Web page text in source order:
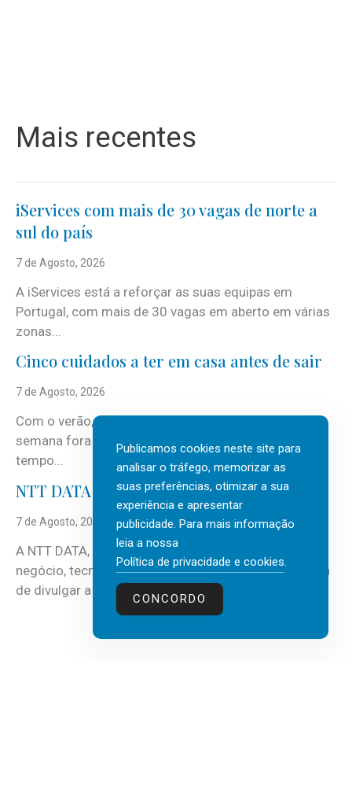
Mais recentes
iServices com mais de 30 vagas de norte a
sul do país
7 de Agosto, 2026
A iServices está a reforçar as suas equipas em
Portugal, com mais de 30 vagas em aberto em várias
zonas...
Cinco cuidados a ter em casa antes de sair
7 de Agosto, 2026
Com o verão, chegam também as férias, os fins-de-
semana fora e os dias em que a casa fica mais
tempo...
NTT DATA Insurtech Global Outlook 2026
7 de Agosto, 2026
A NTT DATA, consultora global em serviços de
negócio, tecnologia e inteligência artificial (IA), acaba
de divulgar a mais recente...
Publicamos cookies neste site para
analisar o tráfego, memorizar as
suas preferências, otimizar a sua
experiência e apresentar
publicidade. Para mais informação
leia a nossa
Política de privacidade e cookies.
CONCORDO